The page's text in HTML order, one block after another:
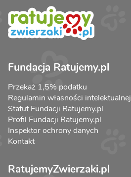
Fundacja Ratujemy.pl
Przekaż 1,5% podatku
Regulamin własności intelektualnej
Statut Fundacji Ratujemy.pl
Profil Fundacji Ratujemy.pl
Inspektor ochrony danych
Kontakt
RatujemyZwierzaki.pl